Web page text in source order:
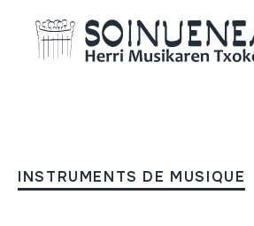
INSTRUMENTS DE MUSIQUE
BANDURRIA